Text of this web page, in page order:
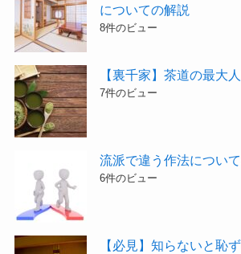
についての解説
8件のビュー
【裏千家】茶道の最大
7件のビュー
流派で違う作法について
6件のビュー
【必見】知らないと恥